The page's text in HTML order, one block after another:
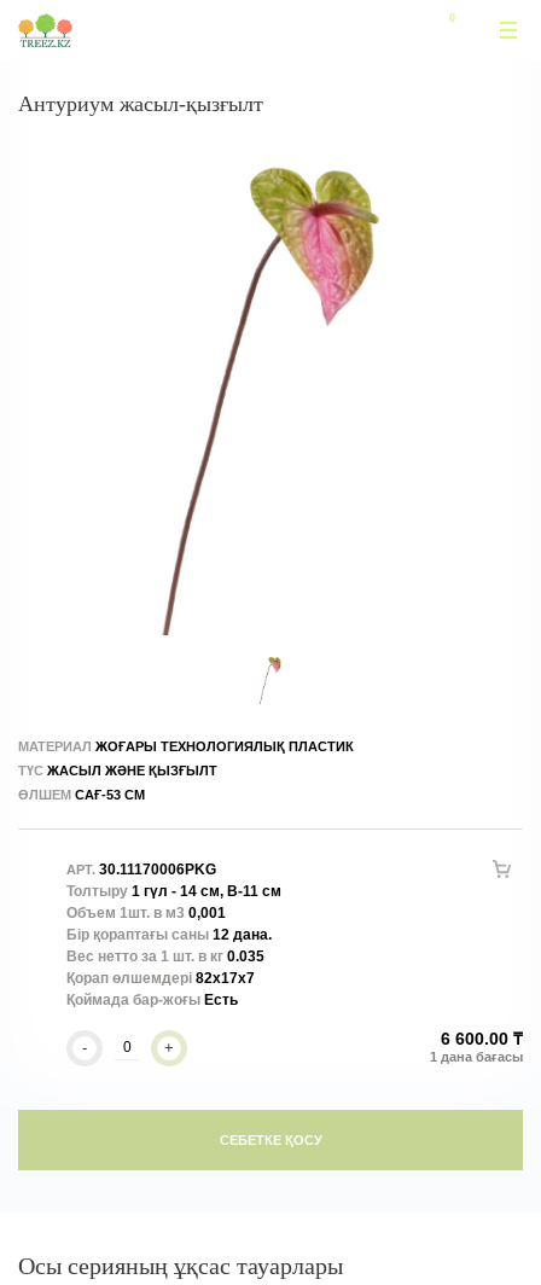
Антуриум жасыл-қызғылт
МАТЕРИАЛ ЖОҒАРЫ ТЕХНОЛОГИЯЛЫҚ ПЛАСТИК
ТҮС ЖАСЫЛ ЖӘНЕ ҚЫЗҒЫЛТ
ӨЛШЕМ САҒ-53 СМ
АРТ. 30.11170006PKG
Толтыру 1 гүл - 14 см, В-11 см
Объем 1шт. в м3 0,001
Бір қораптағы саны 12 дана.
Вес нетто за 1 шт. в кг 0.035
Қорап өлшемдері 82x17x7
Қоймада бар-жоғы Есть
- + 6 600.00 ₸
СЕБЕТКЕ ҚОСУ
Осы серияның ұқсас тауарлары